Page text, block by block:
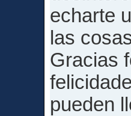
echarte
las
Gracias
pueden